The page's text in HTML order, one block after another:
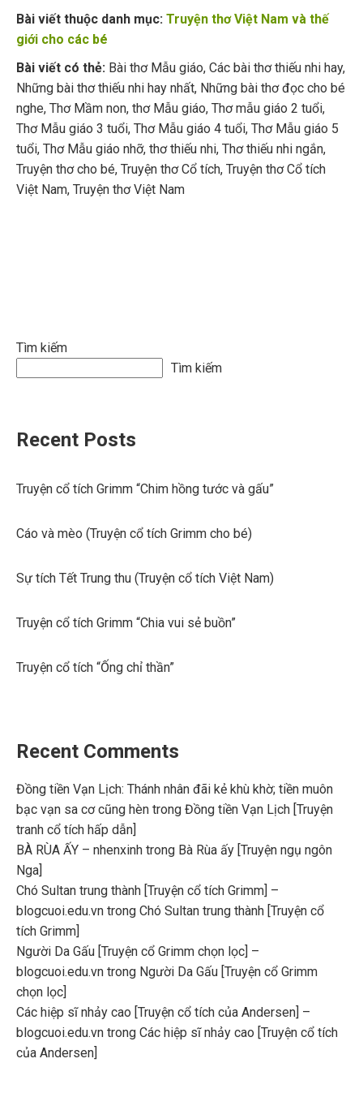
Bài viết thuộc danh mục: Truyện thơ Việt Nam và thế
giới cho các bé
Bài viết có thẻ: Bài thơ Mẫu giáo, Các bài thơ thiếu nhi hay,
Những bài thơ thiếu nhi hay nhất, Những bài thơ đọc cho bé
nghe, Thơ Mầm non, thơ Mẫu giáo, Thơ mẫu giáo 2 tuổi,
Thơ Mẫu giáo 3 tuổi, Thơ Mẫu giáo 4 tuổi, Thơ Mẫu giáo 5
tuổi, Thơ Mẫu giáo nhỡ, thơ thiếu nhi, Thơ thiếu nhi ngắn,
Truyện thơ cho bé, Truyện thơ Cổ tích, Truyện thơ Cổ tích
Việt Nam, Truyện thơ Việt Nam
Tìm kiếm
Tìm kiếm
Recent Posts
Truyện cổ tích Grimm “Chim hồng tước và gấu”
Cáo và mèo (Truyện cổ tích Grimm cho bé)
Sự tích Tết Trung thu (Truyện cổ tích Việt Nam)
Truyện cổ tích Grimm “Chia vui sẻ buồn”
Truyện cổ tích “Ống chỉ thần”
Recent Comments
Đồng tiền Vạn Lịch: Thánh nhân đãi kẻ khù khờ; tiền muôn
bạc vạn sa cơ cũng hèn trong Đồng tiền Vạn Lịch [Truyện
tranh cổ tích hấp dẫn]
BÀ RÙA ẤY – nhenxinh trong Bà Rùa ấy [Truyện ngụ ngôn
Nga]
Chó Sultan trung thành [Truyện cổ tích Grimm] –
blogcuoi.edu.vn trong Chó Sultan trung thành [Truyện cổ
tích Grimm]
Người Da Gấu [Truyện cổ Grimm chọn lọc] –
blogcuoi.edu.vn trong Người Da Gấu [Truyện cổ Grimm
chọn lọc]
Các hiệp sĩ nhảy cao [Truyện cổ tích của Andersen] –
blogcuoi.edu.vn trong Các hiệp sĩ nhảy cao [Truyện cổ tích
của Andersen]